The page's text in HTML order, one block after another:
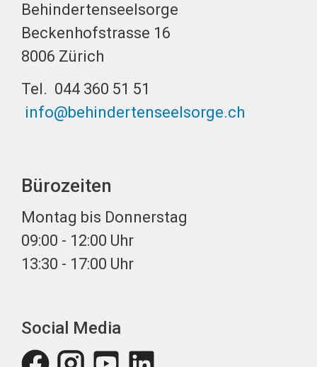
Behindertenseelsorge
Beckenhofstrasse 16
8006 Zürich
Tel. 044 360 51 51
info@behindertenseelsorge.ch
Bürozeiten
Montag bis Donnerstag
09:00 - 12:00 Uhr
13:30 - 17:00 Uhr
Social Media